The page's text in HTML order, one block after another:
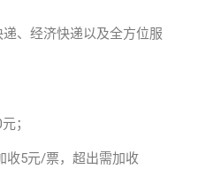
、经济快递以及全方位服
；
收5元/票，超出需加收